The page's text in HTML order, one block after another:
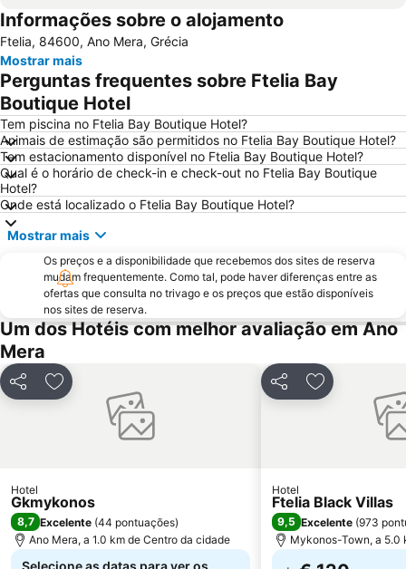
Kalo Livadi
Mykonos Island National Airport
Psarou Beach
Syros Port
Traditional Settlement of Mykonos
Elia
1. Antanaklasis Music Festival Mykonos
Marco Polo
Agrari
Chalandriani
Panagia Filotitisa
Informações sobre o alojamento
Ftelia, 84600, Ano Mera, Grécia
Mostrar mais
Perguntas frequentes sobre Ftelia Bay
Boutique Hotel
Tem piscina no Ftelia Bay Boutique Hotel?
Animais de estimação são permitidos no Ftelia Bay Boutique Hotel?
Tem estacionamento disponível no Ftelia Bay Boutique Hotel?
Qual é o horário de check-in e check-out no Ftelia Bay Boutique
Hotel?
Onde está localizado o Ftelia Bay Boutique Hotel?
Mostrar mais
Os preços e a disponibilidade que recebemos dos sites de reserva
mudam frequentemente. Como tal, pode haver diferenças entre as
ofertas que consulta no trivago e os preços que estão disponíveis
nos sites de reserva.
Um dos Hotéis com melhor avaliação em Ano
Mera
PartilharAdicionar aos favoritos
Hotel
Gkmykonos
8,7 Excelente (44 pontuações)
Ano Mera, a 1.0 km de Centro da cidade
Selecione as datas para ver os
PartilharAdicionar
Hotel
Ftelia Black Villas
9,5 Excelente (973
Mykonos-Town, a 5.0